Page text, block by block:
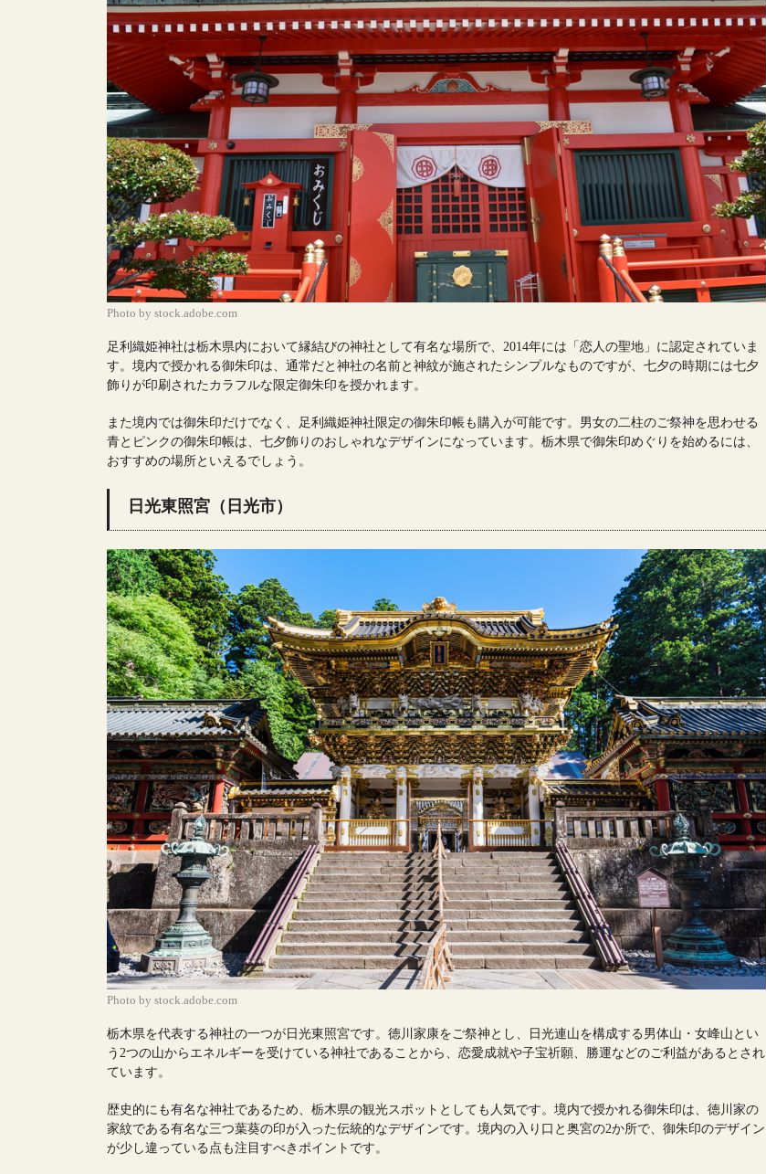
Photo by stock.adobe.com
足利織姫神社は栃木県内において縁結びの神社として有名な場所で、2014年には「恋人の聖地」に認定されていま
す。境内で授かれる御朱印は、通常だと神社の名前と神紋が施されたシンプルなものですが、七夕の時期には七夕
飾りが印刷されたカラフルな限定御朱印を授かれます。
また境内では御朱印だけでなく、足利織姫神社限定の御朱印帳も購入が可能です。男女の二柱のご祭神を思わせる
青とピンクの御朱印帳は、七夕飾りのおしゃれなデザインになっています。栃木県で御朱印めぐりを始めるには、
おすすめの場所といえるでしょう。
日光東照宮（日光市）
Photo by stock.adobe.com
栃木県を代表する神社の一つが日光東照宮です。徳川家康をご祭神とし、日光連山を構成する男体山・女峰山とい
う2つの山からエネルギーを受けている神社であることから、恋愛成就や子宝祈願、勝運などのご利益があるとされ
ています。
歴史的にも有名な神社であるため、栃木県の観光スポットとしても人気です。境内で授かれる御朱印は、徳川家の
家紋である有名な三つ葉葵の印が入った伝統的なデザインです。境内の入り口と奥宮の2か所で、御朱印のデザイン
が少し違っている点も注目すべきポイントです。